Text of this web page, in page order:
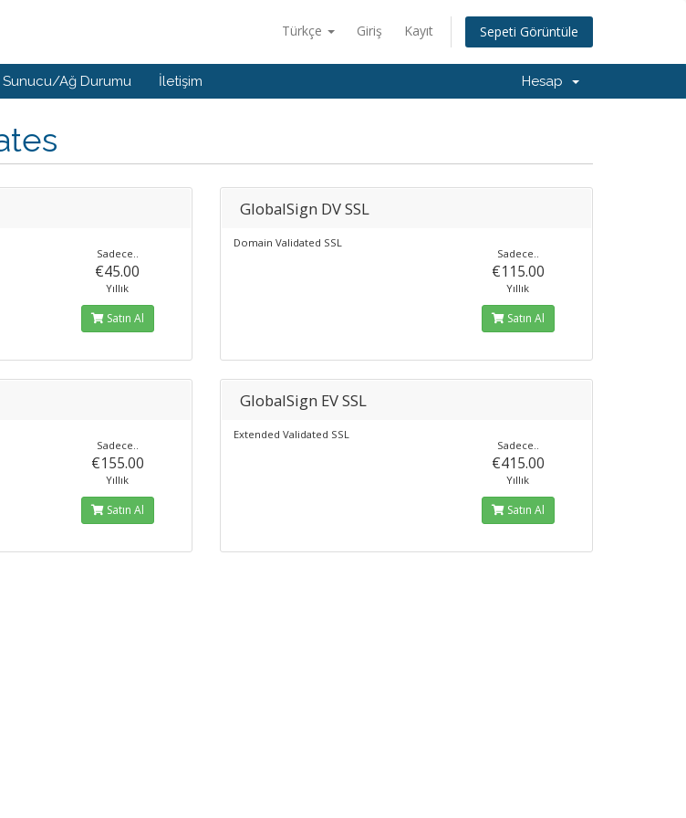
Türkçe Giriş Kayıt Sepeti Görüntüle
Sunucu/Ağ Durumu İletişim Hesap
Sadece..
€45.00
Yıllık
Satın Al
GlobalSign DV SSL
Domain Validated SSL
Sadece..
€115.00
Yıllık
Satın Al
Sadece..
€155.00
Yıllık
Satın Al
GlobalSign EV SSL
Extended Validated SSL
Sadece..
€415.00
Yıllık
Satın Al